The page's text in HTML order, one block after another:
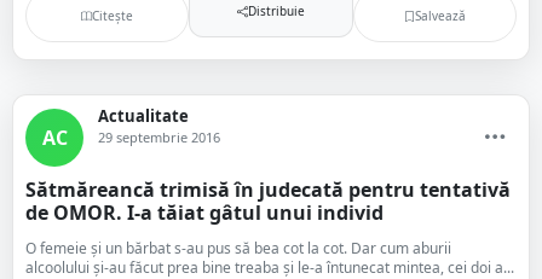
Citește Distribuie Salvează
AC
Actualitate
29 septembrie 2016
Sătmăreancă trimisă în judecată pentru tentativă
de OMOR. I-a tăiat gâtul unui individ
O femeie și un bărbat s-au pus să bea cot la cot. Dar cum aburii
alcoolului și-au făcut prea bine treaba și le-a întunecat mintea, cei doi a...